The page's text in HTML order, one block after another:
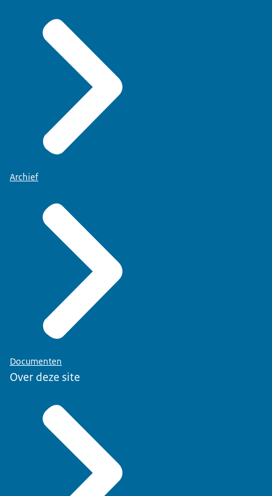
Archief
Documenten
Over deze site